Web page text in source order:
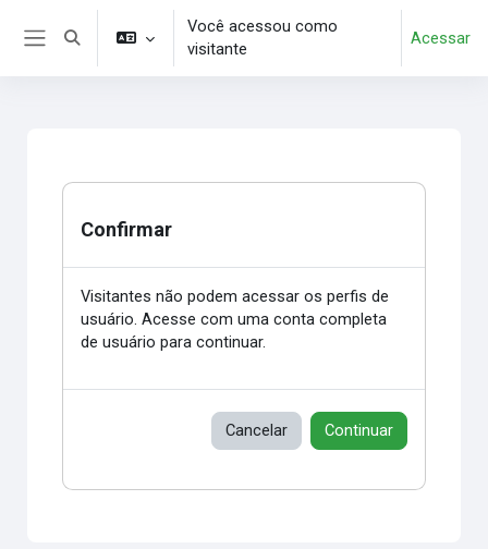
Ir para o conteúdo principal
Alternar entrada de pesquisa
Você acessou como
visitante
Acessar
Confirmar
Visitantes não podem acessar os perfis de
usuário. Acesse com uma conta completa
de usuário para continuar.
Cancelar Continuar